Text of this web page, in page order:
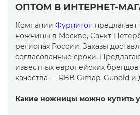
ОПТОМ В ИНТЕРНЕТ-
Компании Фурнитоп
ножницы в Москве, Санкт-
регионах России. Заказы
согласованные сроки.
известных европейских
качества — RBB Gimap, Gunold и
Какие ножницы можно купить